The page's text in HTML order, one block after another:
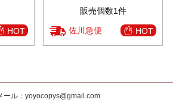
HOT
販売個数1件
佐川急便 HOT
ール： yoyocopys@gmail.com